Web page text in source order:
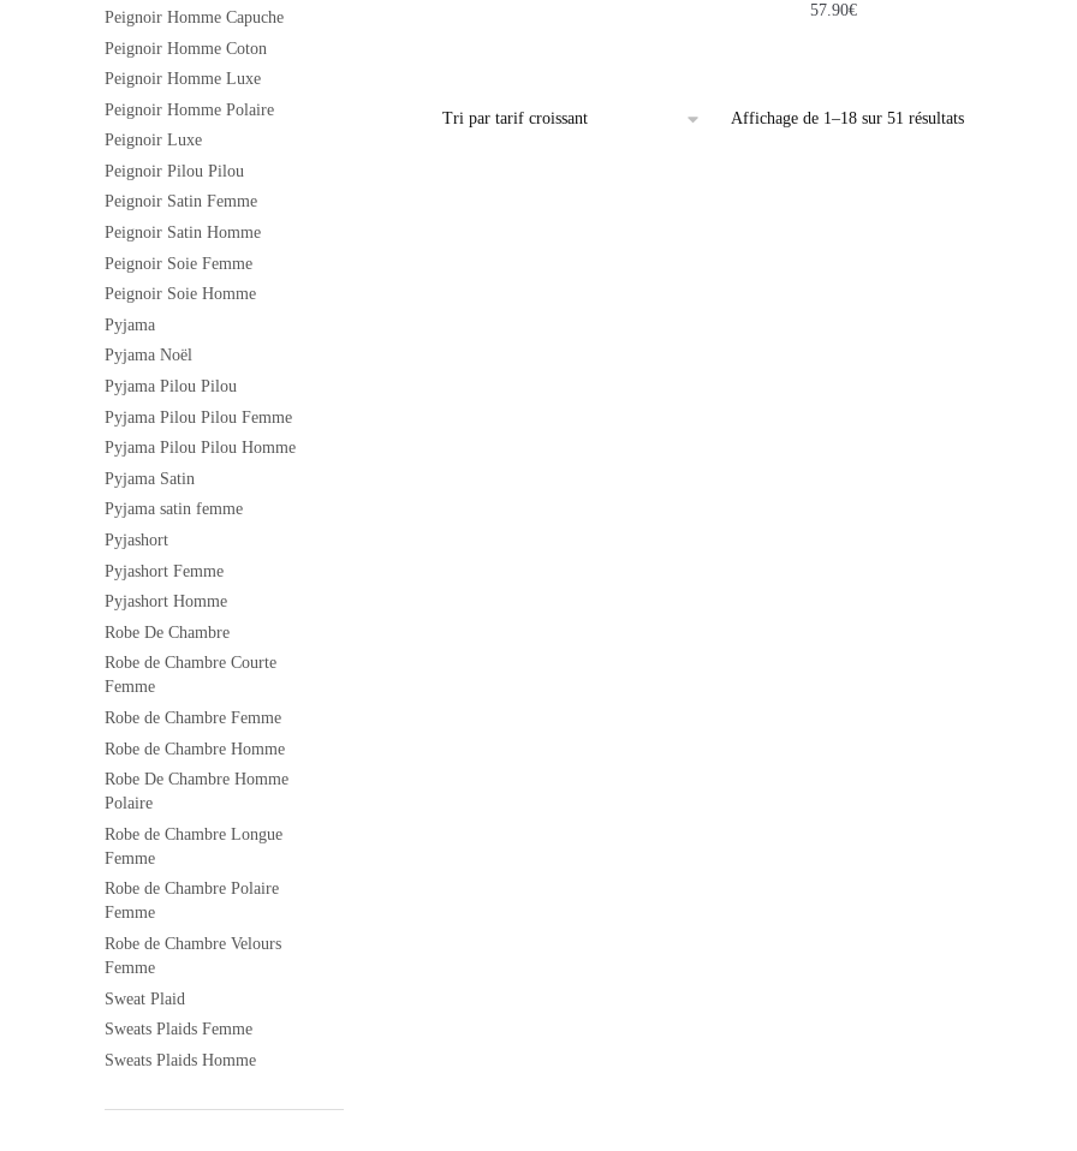
57.90€
Affichage de 1–18 sur 51 résultats
Peignoir Homme Capuche
Peignoir Homme Coton
Peignoir Homme Luxe
Peignoir Homme Polaire
Peignoir Luxe
Peignoir Pilou Pilou
Peignoir Satin Femme
Peignoir Satin Homme
Peignoir Soie Femme
Peignoir Soie Homme
Pyjama
Pyjama Noël
Pyjama Pilou Pilou
Pyjama Pilou Pilou Femme
Pyjama Pilou Pilou Homme
Pyjama Satin
Pyjama satin femme
Pyjashort
Pyjashort Femme
Pyjashort Homme
Robe De Chambre
Robe de Chambre Courte
Femme
Robe de Chambre Femme
Robe de Chambre Homme
Robe De Chambre Homme
Polaire
Robe de Chambre Longue
Femme
Robe de Chambre Polaire
Femme
Robe de Chambre Velours
Femme
Sweat Plaid
Sweats Plaids Femme
Sweats Plaids Homme